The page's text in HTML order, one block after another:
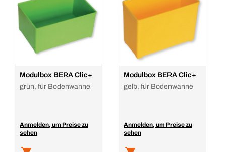
Modulbox BERA Clic+
grün, für Bodenwanne
Anmelden, um Preise zu
sehen
Modulbox BERA Clic+
gelb, für Bodenwanne
Anmelden, um Preise zu
sehen